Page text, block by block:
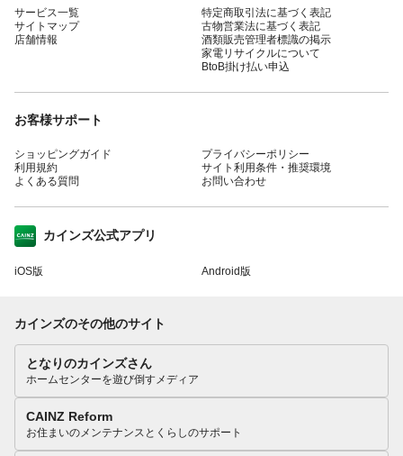
サービス一覧
サイトマップ
店舗情報
特定商取引法に基づく表記
古物営業法に基づく表記
酒類販売管理者標識の掲示
家電リサイクルについて
BtoB掛け払い申込
お客様サポート
ショッピングガイド
利用規約
よくある質問
プライバシーポリシー
サイト利用条件・推奨環境
お問い合わせ
カインズ公式アプリ
iOS版 Android版
カインズのその他のサイト
となりのカインズさん
ホームセンターを遊び倒すメディア
CAINZ Reform
お住まいのメンテナンスとくらしのサポート